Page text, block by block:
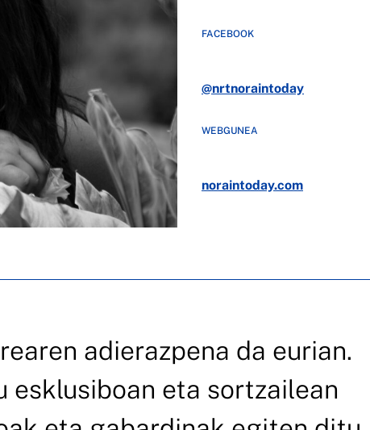
FACEBOOK
@nrtnoraintoday
WEBGUNEA
noraintoday.com
adierazpena da eurian.
esklusiboan eta sortzailean